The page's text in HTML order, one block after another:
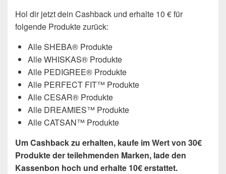
Hol dir jetzt dein Cashback und erhalte 10 € für
folgende Produkte zurück:
Alle SHEBA® Produkte
Alle WHISKAS® Produkte
Alle PEDIGREE® Produkte
Alle PERFECT FIT™ Produkte
Alle CESAR® Produkte
Alle DREAMIES™ Produkte
Alle CATSAN™ Produkte
Um Cashback zu erhalten, kaufe im Wert von 30€
Produkte der teilehmenden Marken, lade den
Kassenbon hoch und erhalte 10€ erstattet.